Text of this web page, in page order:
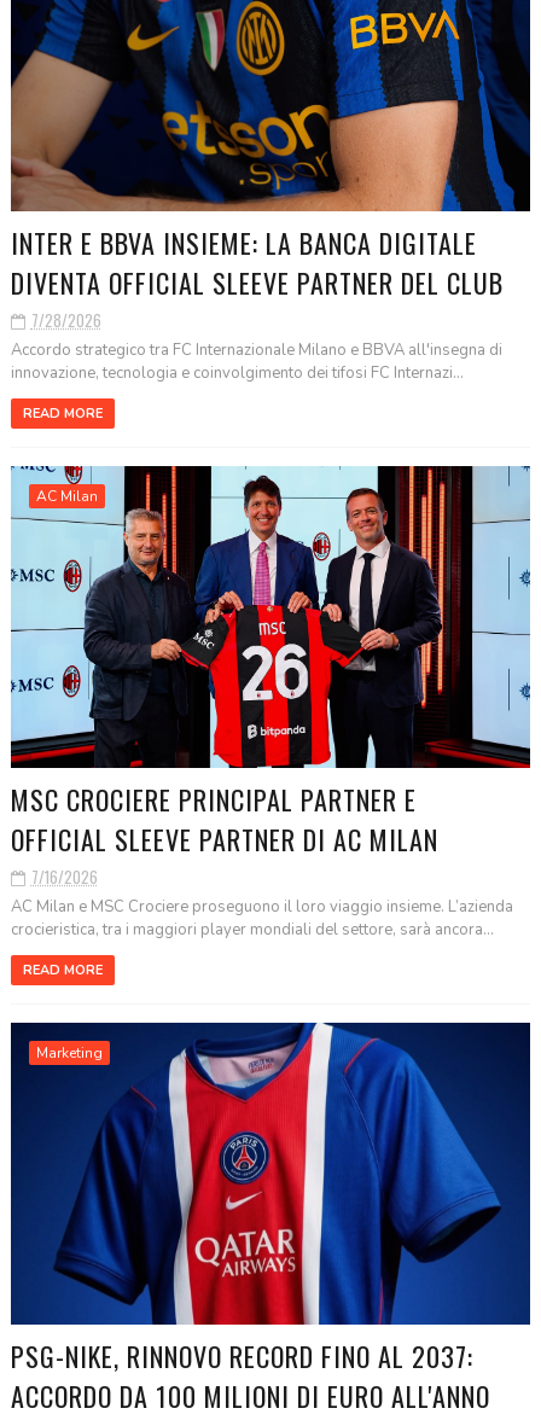
INTER E BBVA INSIEME: LA BANCA DIGITALE
DIVENTA OFFICIAL SLEEVE PARTNER DEL CLUB
7/28/2026
Accordo strategico tra FC Internazionale Milano e BBVA all'insegna di
innovazione, tecnologia e coinvolgimento dei tifosi FC Internazi...
READ MORE
AC Milan
MSC CROCIERE PRINCIPAL PARTNER E
OFFICIAL SLEEVE PARTNER DI AC MILAN
7/16/2026
AC Milan e MSC Crociere proseguono il loro viaggio insieme. L’azienda
crocieristica, tra i maggiori player mondiali del settore, sarà ancora...
READ MORE
Marketing
PSG-NIKE, RINNOVO RECORD FINO AL 2037:
ACCORDO DA 100 MILIONI DI EURO ALL'ANNO